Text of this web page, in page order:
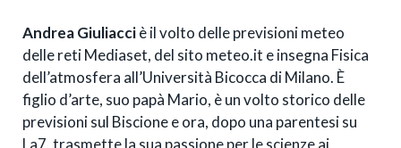
Andrea Giuliacciè il volto delle previsioni meteo
delle reti Mediaset, del sito meteo.it e insegna Fisica
dell’atmosfera all’Università Bicocca di Milano. È
figlio d’arte, suo papà Mario, è un volto storico delle
previsioni sul Biscione e ora, dopo una parentesi su